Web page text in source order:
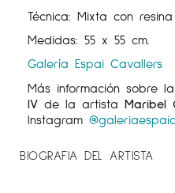
Técnica: Mixta con
Medidas: 55 x 55 cm.
Galería Espai Cavallers
Más información sobre
IV de la artista Maribel
Instagram
BIOGRAFIA DEL ARTISTA